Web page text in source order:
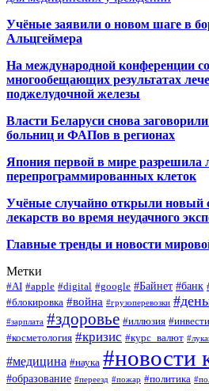
Учёные заявили о новом шаге в
Альцгеймера
На международной конференции
многообещающих результатах
поджелудочной железы
Власти Беларуси снова
больниц и ФАПов в регионах
Япония первой в мире разрешила
перепрограммированных клеток
Учёные случайно открыли новый
лекарств во время неудачного
Главные тренды и новости
Метки
#AI #apple #digital #google #Байнет #банк
#блокировка #война #грузоперевозки
#зарплата #здоровье #иллюзия
#косметология #кризис #курс_валют
#медицина #наука #новости
#образование #переезд #пожар #политика